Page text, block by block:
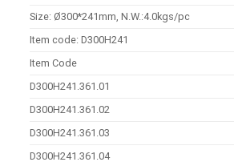
Size: Ø300*241mm, N.W.:4.0kgs/pc
Item code: D300H241
Item Code
D300H241.361.01
D300H241.361.02
D300H241.361.03
D300H241.361.04